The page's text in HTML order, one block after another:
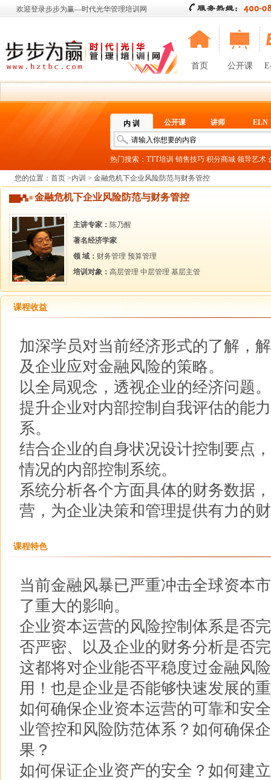
欢迎登录步步为赢—时代光华管理培训网
首页 公开课
内 训 公开课 讲师 ELN
热门搜索： TTT培训 销售技巧 积分商城 领导艺术
您的位置： 首页 >内训 > 金融危机下企业风险防范与财务管控
金融危机下企业风险防范与财务管控
主讲专家： 陈乃醒
著名经济学家
领 域： 财务管理 预算管理
培训对象： 高层管理 中层管理 基层主管
课程收益
加深学员对当前经济形式的了解，
及企业应对金融风险的策略。
以全局观念，透视企业的经济问题。
提升企业对内部控制自我评估的能
系。
结合企业的自身状况设计控制要点
情况的内部控制系统。
系统分析各个方面具体的财务数据
营，为企业决策和管理提供有力的
课程特色
当前金融风暴已严重冲击全球资本
了重大的影响。
企业资本运营的风险控制体系是否
否严密、以及企业的财务分析是否
这都将对企业能否平稳度过金融风
用！也是企业是否能够快速发展的
如何确保企业资本运营的可靠和安
业管控和风险防范体系？如何确保
果？
如何保证企业资产的安全？如何建